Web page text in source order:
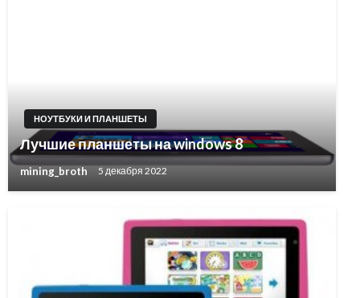
НОУТБУКИ И ПЛАНШЕТЫ
Лучшие планшеты на windows 8
mining_broth 5 декабря 2022